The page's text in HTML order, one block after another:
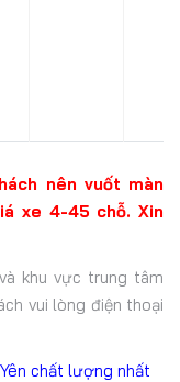
nên vuốt màn
xe 4-45 chỗ. Xin
khu vực trung tâm
vui lòng điện thoại
chất lượng nhất